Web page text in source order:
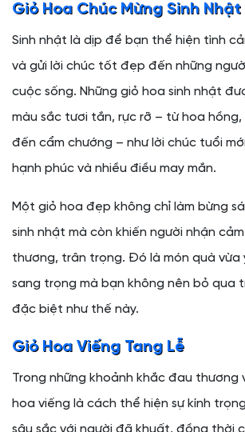
Giỏ Hoa Chúc Mừng Sinh Nhật
Sinh nhật là dịp để bạn thể hiện tình
và gửi lời chúc tốt đẹp đến những
cuộc sống. Những giỏ hoa sinh nhật
màu sắc tươi tắn, rực rỡ – từ hoa
đến cẩm chướng – như lời chúc tuổi
hạnh phúc và nhiều điều may mắn.
Một giỏ hoa đẹp không chỉ làm bừng
sinh nhật mà còn khiến người nhận
thương, trân trọng. Đó là món quà vừa
sang trọng mà bạn không nên bỏ qua
đặc biệt như thế này.
Giỏ Hoa Viếng Tang Lễ
Trong những khoảnh khắc đau thương
hoa viếng là cách thể hiện sự kính
sâu sắc với người đã khuất, đồng thời